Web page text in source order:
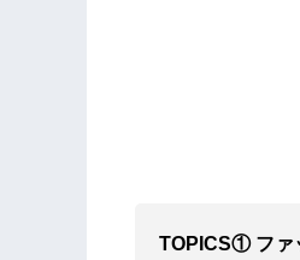
TOPICS① ファ